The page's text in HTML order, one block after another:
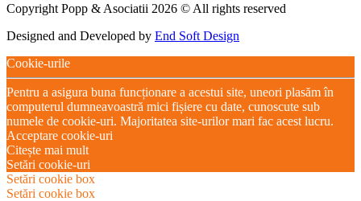
Copyright Popp & Asociatii 2026 © All rights reserved
Designed and Developed by End Soft Design
Cookie-urile
Pentru a asigura buna funcționare a acestui site, uneori plasăm în
computerul dumneavoastră mici fișiere cu date, cunoscute sub
numele de cookie-uri. Majoritatea site-urilor mari fac acest lucru.
Acceptare cookie-uri
Citește mai mult
Setări cookie-uri
Setări cookie box
Setări cookie box